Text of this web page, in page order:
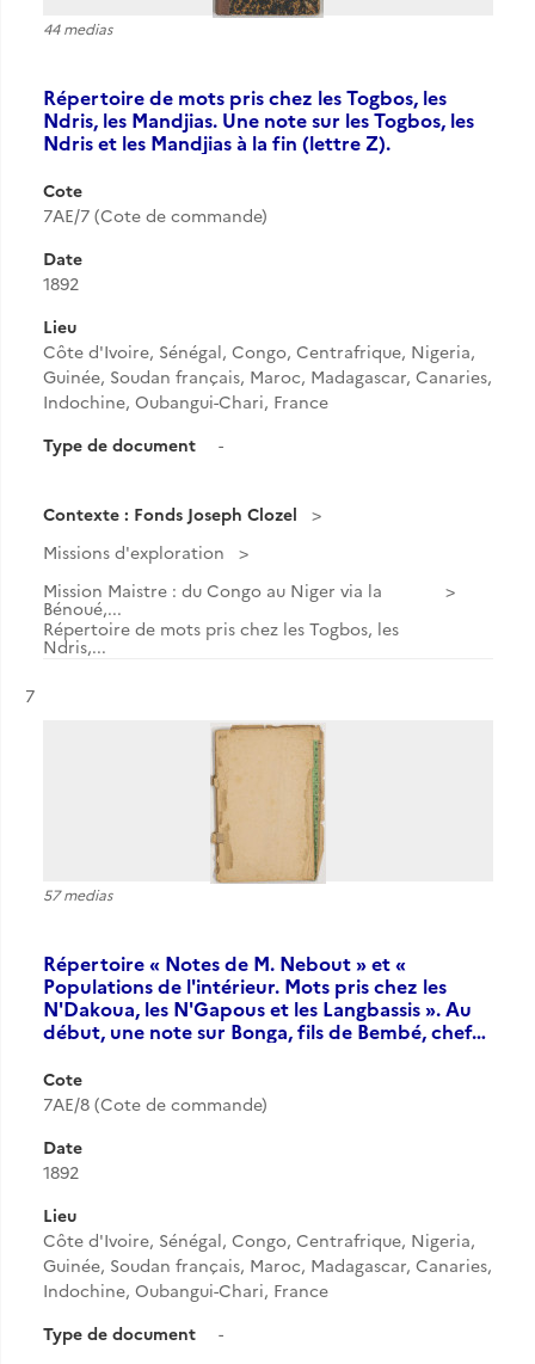
44 medias
Répertoire de mots pris chez les Togbos, les
Ndris, les Mandjias. Une note sur les Togbos, les
Ndris et les Mandjias à la fin (lettre Z).
Cote
7AE/7 (Cote de commande)
Date
1892
Lieu
Côte d'Ivoire, Sénégal, Congo, Centrafrique, Nigeria,
Guinée, Soudan français, Maroc, Madagascar, Canaries,
Indochine, Oubangui-Chari, France
Type de document
-
Contexte : Fonds Joseph Clozel
Missions d'exploration
Mission Maistre : du Congo au Niger via la
Bénoué,...
Répertoire de mots pris chez les Togbos, les
Ndris,...
Résultat n°
7
57 medias
Répertoire « Notes de M. Nebout » et «
Populations de l'intérieur. Mots pris chez les
N'Dakoua, les N'Gapous et les Langbassis ». Au
début, une note sur Bonga, fils de Bembé, chef…
Cote
7AE/8 (Cote de commande)
Date
1892
Lieu
Côte d'Ivoire, Sénégal, Congo, Centrafrique, Nigeria,
Guinée, Soudan français, Maroc, Madagascar, Canaries,
Indochine, Oubangui-Chari, France
Type de document
-